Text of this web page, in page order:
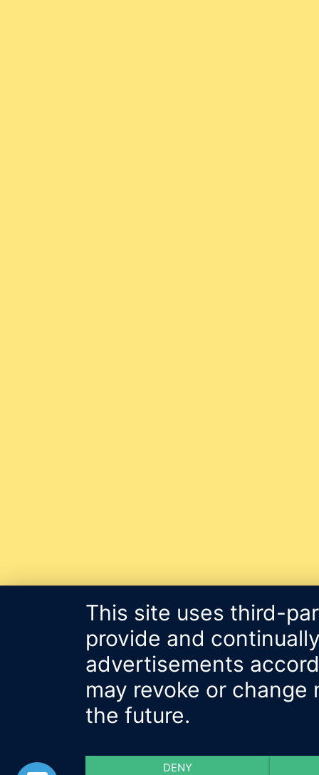
This site uses third-
provide and
advertisements
may revoke or
the future.
DENY